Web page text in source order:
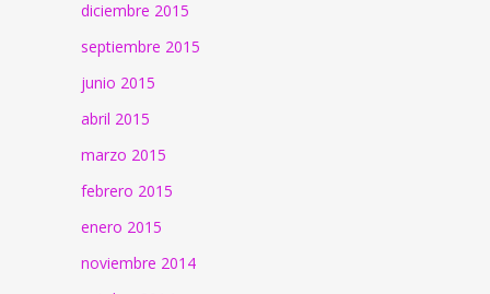
diciembre 2015
septiembre 2015
junio 2015
abril 2015
marzo 2015
febrero 2015
enero 2015
noviembre 2014